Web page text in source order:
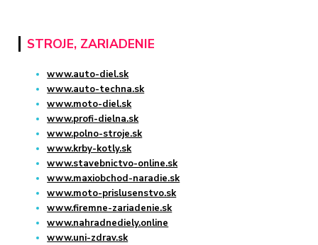
STROJE, ZARIADENIE
www.auto-diel.sk
www.auto-techna.sk
www.moto-diel.sk
www.profi-dielna.sk
www.polno-stroje.sk
www.krby-kotly.sk
www.stavebnictvo-online.sk
www.maxiobchod-naradie.sk
www.moto-prislusenstvo.sk
www.firemne-zariadenie.sk
www.nahradnediely.online
www.uni-zdrav.sk